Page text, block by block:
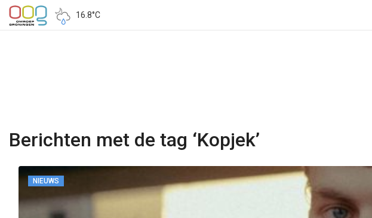
16.8°C
Berichten met de tag ‘Kopjek’
NIEUWS